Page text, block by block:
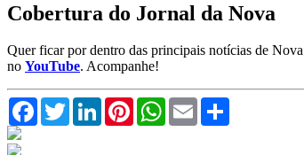
Cobertura do Jornal da Nova
Quer ficar por dentro das principais notícias de
no YouTube. Acompanhe!
FacebookTwitterLinkedInPinterestWhatsApp
Email